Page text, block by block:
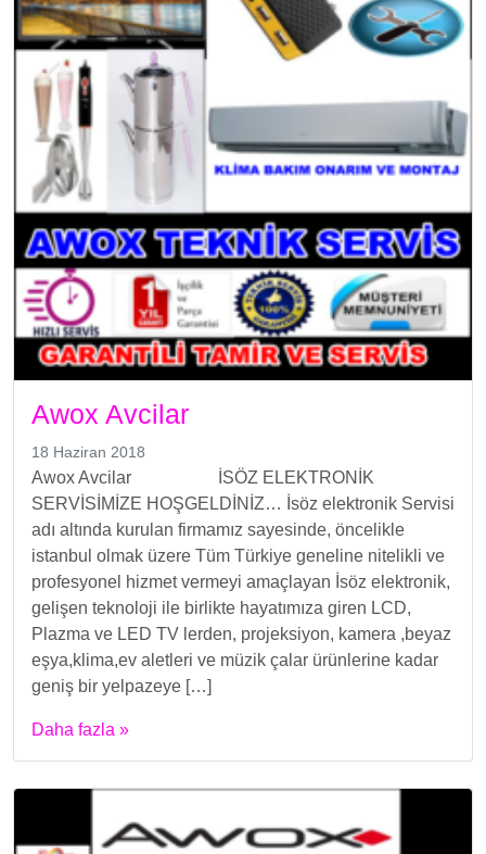
Awox Avcilar
18 Haziran 2018
Awox Avcilar İSÖZ ELEKTRONİK
SERVİSİMİZE HOŞGELDİNİZ… İsöz elektronik Servisi
adı altında kurulan firmamız sayesinde, öncelikle
istanbul olmak üzere Tüm Türkiye geneline nitelikli ve
profesyonel hizmet vermeyi amaçlayan İsöz elektronik,
gelişen teknoloji ile birlikte hayatımıza giren LCD,
Plazma ve LED TV lerden, projeksiyon, kamera ,beyaz
eşya,klima,ev aletleri ve müzik çalar ürünlerine kadar
geniş bir yelpazeye […]
Daha fazla »